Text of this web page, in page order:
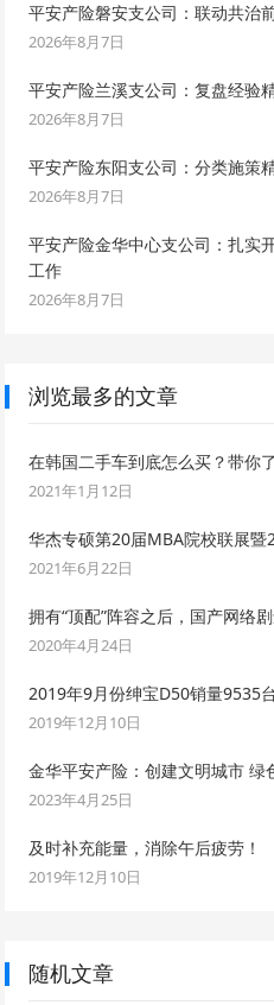
平安产险磐安支公司：联动共治
2026年8月7日
平安产险兰溪支公司：复盘经验
2026年8月7日
平安产险东阳支公司：分类施策
2026年8月7日
平安产险金华中心支公司：扎实
工作
2026年8月7日
浏览最多的文章
在韩国二手车到底怎么买？带你
2021年1月12日
华杰专硕第20届MBA院校联展
2021年6月22日
拥有“顶配”阵容之后，国产网络
2020年4月24日
2019年9月份绅宝D50销量9535
2019年12月10日
金华平安产险：创建文明城市 绿
2023年4月25日
及时补充能量，消除午后疲劳！
2019年12月10日
随机文章